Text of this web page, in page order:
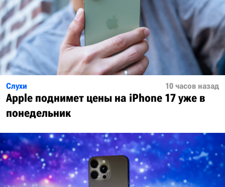
Слухи 10 часов назад
Apple поднимет цены на iPhone 17 уже в
понедельник